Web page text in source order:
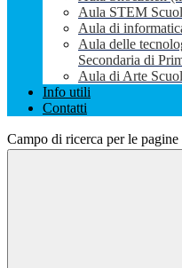
Aula STEM
Aula di
Aula delle
Secondaria di
Aula di Arte
Info utili
Contatti
Campo di ricerca per le pagine